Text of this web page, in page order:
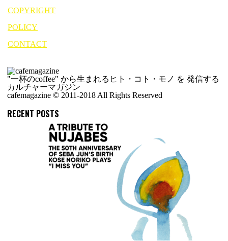
COPYRIGHT
POLICY
CONTACT
"一杯のcoffee" から生まれるヒト・コト・モノ を 発信する
カルチャーマガジン
cafemagazine © 2011-2018 All Rights Reserved
RECENT POSTS